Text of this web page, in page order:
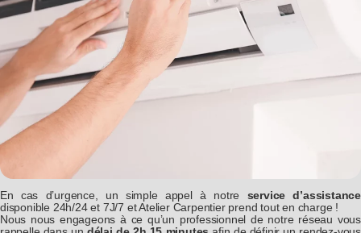
En cas d’urgence, un simple appel à notre service d’assistance
disponible 24h/24 et 7J/7 et Atelier Carpentier prend tout en charge !
Nous nous engageons à ce qu’un professionnel de notre réseau vous